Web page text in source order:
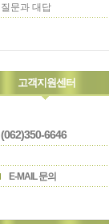
질문과 대답
고객지원센터
(062)350-6646
E-MAIL 문의